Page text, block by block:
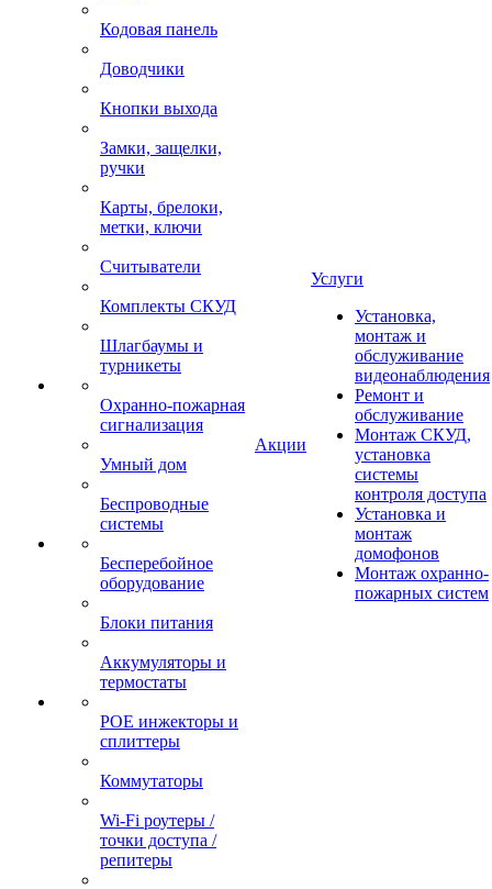
Кодовая панель
Доводчики
Кнопки выхода
Замки, защелки,
ручки
Карты, брелоки,
метки, ключи
Считыватели
Комплекты СКУД
Шлагбаумы и
турникеты
Охранно-пожарная
сигнализация
Умный дом
Беспроводные
системы
Бесперебойное
оборудование
Блоки питания
Аккумуляторы и
термостаты
POE инжекторы и
сплиттеры
Коммутаторы
Wi-Fi роутеры /
точки доступа /
репитеры
Акции
Услуги
Установка,
монтаж и
обслуживание
видеонаблюдения
Ремонт и
обслуживание
Монтаж СКУД,
установка
системы
контроля доступа
Установка и
монтаж
домофонов
Монтаж охранно-
пожарных систем